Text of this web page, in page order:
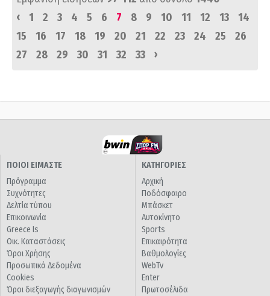
‹
1 2 3 4 5 6 7 8 9 10 11 12 13
14
15
16 17 18 19 20 21 22 23 24 25
26
27
28 29 30 31 32 33 ›
ΠΟΙΟΙ ΕΙΜΑΣΤΕ
Πρόγραμμα
Συχνότητες
Δελτία τύπου
Επικοινωνία
Greece Is
Οικ. Καταστάσεις
Όροι Χρήσης
Προσωπικά Δεδομένα
Cookies
Όροι διεξαγωγής διαγωνισμών
ΚΑΤΗΓΟΡΙΕΣ
Αρχική
Ποδόσφαιρο
Μπάσκετ
Αυτοκίνητο
Sports
Επικαιρότητα
Βαθμολογίες
WebTv
Enter
Πρωτοσέλιδα